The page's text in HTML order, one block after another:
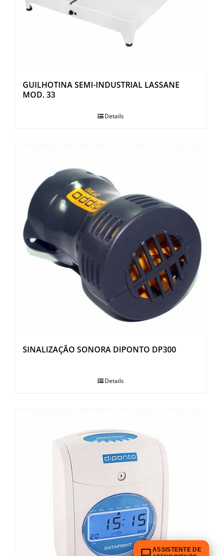
GUILHOTINA SEMI-INDUSTRIAL LASSANE
MOD. 33
Details
SINALIZAÇÃO SONORA DIPONTO DP300
Details
ASSISTENTE DE